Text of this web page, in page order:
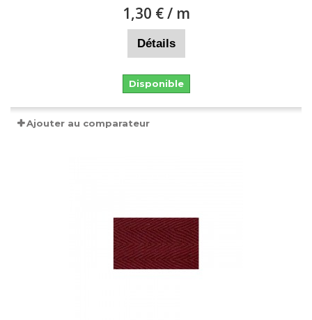
1,30 €/ m
Détails
Disponible
Ajouter au comparateur